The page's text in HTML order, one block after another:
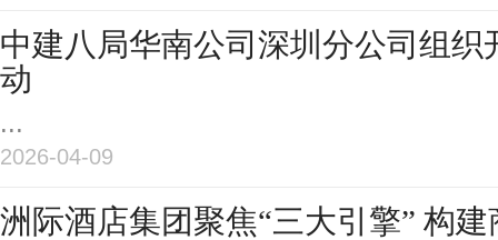
中建八局华南公司深圳分公司组织
动
...
2026-04-09
洲际酒店集团聚焦“三大引擎” 构